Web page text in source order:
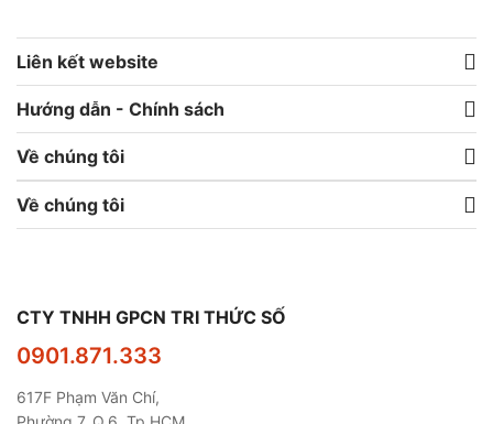
Liên kết website
Hướng dẫn - Chính sách
Về chúng tôi
Về chúng tôi
CTY TNHH GPCN TRI THỨC SỐ
0901.871.333
617F Phạm Văn Chí,